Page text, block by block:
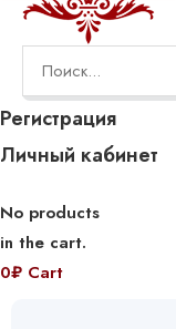
Регистрация
Личный кабинет
No products
in the cart.
0₽ Cart